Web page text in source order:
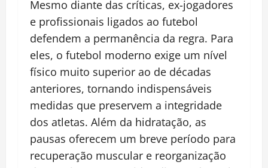
Mesmo diante das críticas, ex-jogadores
e profissionais ligados ao futebol
defendem a permanência da regra. Para
eles, o futebol moderno exige um nível
físico muito superior ao de décadas
anteriores, tornando indispensáveis
medidas que preservem a integridade
dos atletas. Além da hidratação, as
pausas oferecem um breve período para
recuperação muscular e reorganização